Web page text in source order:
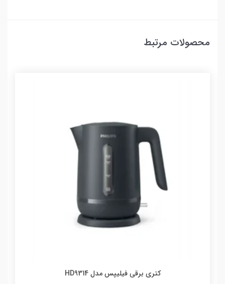
محصولات مرتبط
کتری برقی فیلیپس مدل HD9314